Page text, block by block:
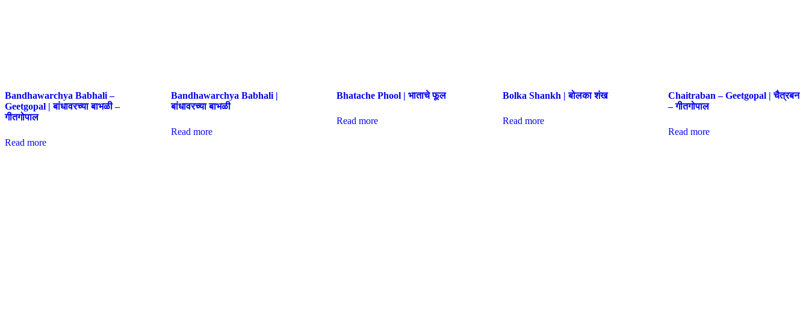
Bandhawarchya Babhali –
Geetgopal | बांधावरच्या बाभळी –
गीतगोपाल
Read more
Bandhawarchya Babhali |
बांधावरच्या बाभळी
Read more
Bhatache Phool | भाताचे फूल
Read more
Bolka Shankh | बोलका शंख
Read more
Chaitraban – Geetgopal | चैत्रबन
– गीतगोपाल
Read more